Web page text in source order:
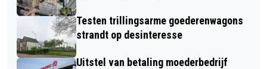
Testen trillingsarme goederenwagons
strandt op desinteresse
Uitstel van betaling moederbedrijf